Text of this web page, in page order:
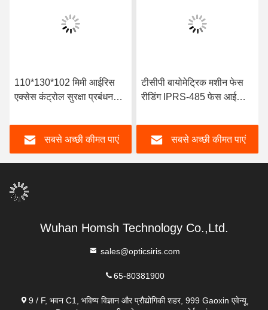
110*130*102 मिमी आईरिस
एक्सेस कंट्रोल सुरक्षा प्रबंधन
सबसे अच्छी कीमत पाएं
टीसीपी बायोमेट्रिक मशीन फेस
रीडिंग IPRS-485 फेस आईडी
सबसे अच्छी कीमत पाएं
Wuhan Homsh Technology Co.,Ltd.
sales@opticsiris.com
65-80381900
9 / F, भवन C1, भविष्य विज्ञान और प्रौद्योगिकी शहर, 999 Gaoxin एवेन्यू,